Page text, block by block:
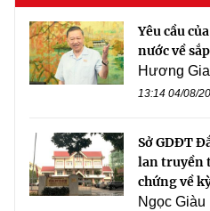
Yêu cầu
nước về
Hương
13:14 04/08/
Sở GDĐT
lan truyền
chứng về
Ngọc Giàu